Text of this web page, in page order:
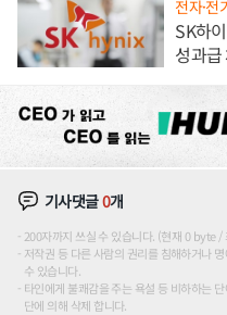
전자·전
SK하
성과급
기사댓글0개
200자까지 쓰실 수 있습니다. (현재 0 byte
저작권 등 다른 사람의 권리를 침해하거나
수 있습니다.
타인에게 불쾌감을 주는 욕설 등 비하하는
단에 의해 삭제 합니다.